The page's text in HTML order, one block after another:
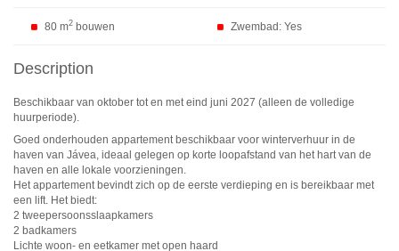
80 m2 bouwen Zwembad: Yes
Description
Beschikbaar van oktober tot en met eind juni 2027 (alleen de volledige
huurperiode).
Goed onderhouden appartement beschikbaar voor winterverhuur in de
haven van Jávea, ideaal gelegen op korte loopafstand van het hart van de
haven en alle lokale voorzieningen.
Het appartement bevindt zich op de eerste verdieping en is bereikbaar met
een lift. Het biedt:
2 tweepersoonsslaapkamers
2 badkamers
Lichte woon- en eetkamer met open haard